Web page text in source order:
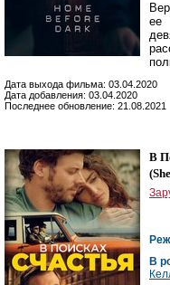
ее
Дата выхода фильма: 03.04.2020
Дата добавления: 03.04.2020
Последнее обновление: 21.08.2021
В
(
В